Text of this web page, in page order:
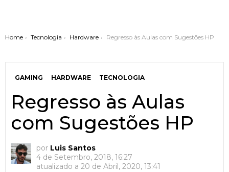
You are here:
Home Tecnologia Hardware Regresso às Aulas com Sugestões HP
GAMING HARDWARE TECNOLOGIA
Regresso às Aulas
com Sugestões HP
por Luis Santos
4 de Setembro, 2018, 16:27
atualizado a 20 de Abril, 2020, 13:41